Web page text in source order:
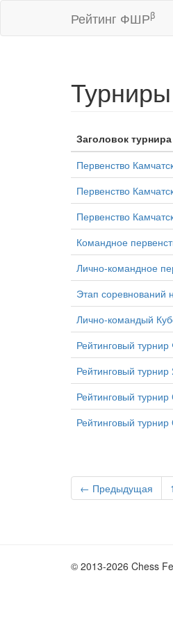
Рейтинг ФШРβ
Заголовок турнира
Первенство
Первенство
Первенство
Командное
Лично-командное
Этап соревнований
Лично-командый
Рейтинговый
Рейтинговый
Рейтинговый
Рейтинговый турнир
← Предыдущая 1
© 2013-2026 Chess